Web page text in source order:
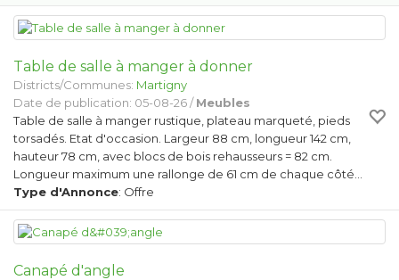
Table de salle à manger à donner
Districts/Communes: Martigny
Date de publication: 05-08-26 /Meubles
Table de salle à manger rustique, plateau marqueté, pieds
torsadés. Etat d'occasion. Largeur 88 cm, longueur 142 cm,
hauteur 78 cm, avec blocs de bois rehausseurs = 82 cm.
Longueur maximum une rallonge de 61 cm de chaque côté…
Type d'Annonce: Offre
Canapé d'angle